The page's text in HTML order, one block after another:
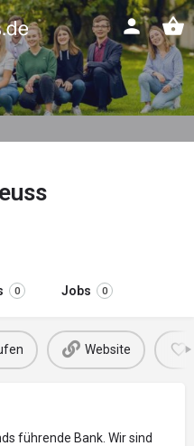
0 Jobs 0
Website
führende Bank. Wir sind